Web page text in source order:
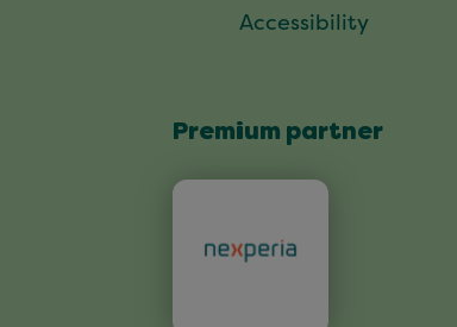
Accessibility
Premium partner